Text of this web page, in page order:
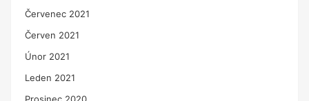
Červenec 2021
Červen 2021
Únor 2021
Leden 2021